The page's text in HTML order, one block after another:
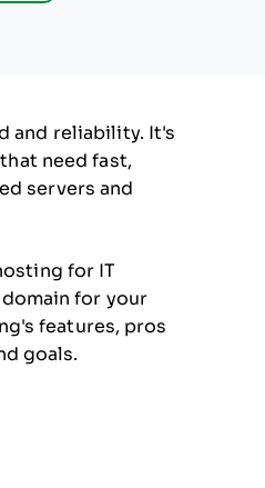
and reliability. It's
need fast,
servers and
for IT
for your
features, pros
goals.